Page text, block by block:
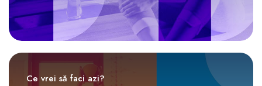
Ce vrei să faci azi?